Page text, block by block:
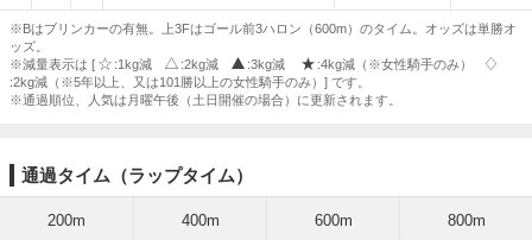
※Bはブリンカーの有無。上3Fはゴール前3ハロン（600m）のタイム。オッズは単勝オ
ッズ。
※減量表示は [
:1kg減 :2kg減 :3kg減
:4kg減（※女性騎手のみ）
:2kg減（※5年以上、又は101勝以上の女性騎手のみ）] です。
※通過順位、人気は月曜午後（土日開催の場合）に更新されます。
通過タイム（ラップタイム）
200m 400m 600m 800m